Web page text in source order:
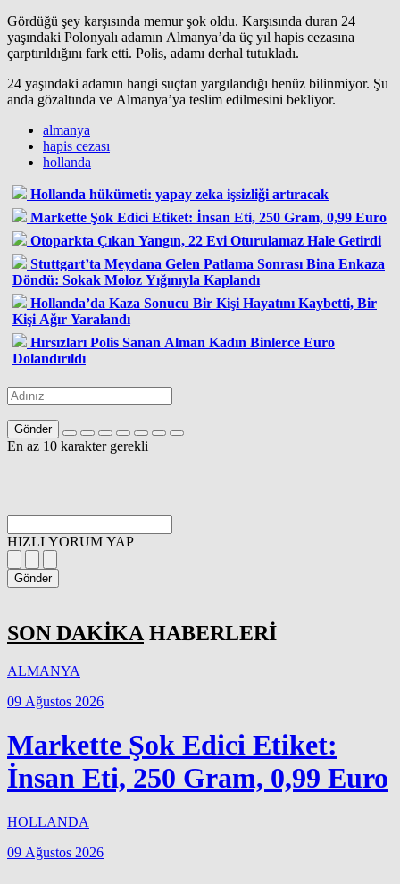
Gördüğü şey karşısında memur şok oldu. Karşısında duran 24
yaşındaki Polonyalı adamın Almanya’da üç yıl hapis cezasına
çarptırıldığını fark etti. Polis, adamı derhal tutukladı.
24 yaşındaki adamın hangi suçtan yargılandığı henüz bilinmiyor. Şu
anda gözaltında ve Almanya’ya teslim edilmesini bekliyor.
almanya
hapis cezası
hollanda
Hollanda hükümeti: yapay zeka işsizliği artıracak
Markette Şok Edici Etiket: İnsan Eti, 250 Gram, 0,99 Euro
Otoparkta Çıkan Yangın, 22 Evi Oturulamaz Hale Getirdi
Stuttgart’ta Meydana Gelen Patlama Sonrası Bina Enkaza
Döndü: Sokak Moloz Yığınıyla Kaplandı
Hollanda’da Kaza Sonucu Bir Kişi Hayatını Kaybetti, Bir
Kişi Ağır Yaralandı
Hırsızları Polis Sanan Alman Kadın Binlerce Euro
Dolandırıldı
Gönder
En az 10 karakter gerekli
HIZLI YORUM YAP
Gönder
SON DAKİKA HABERLERİ
ALMANYA
09 Ağustos 2026
Markette Şok Edici Etiket:
İnsan Eti, 250 Gram, 0,99 Euro
HOLLANDA
09 Ağustos 2026